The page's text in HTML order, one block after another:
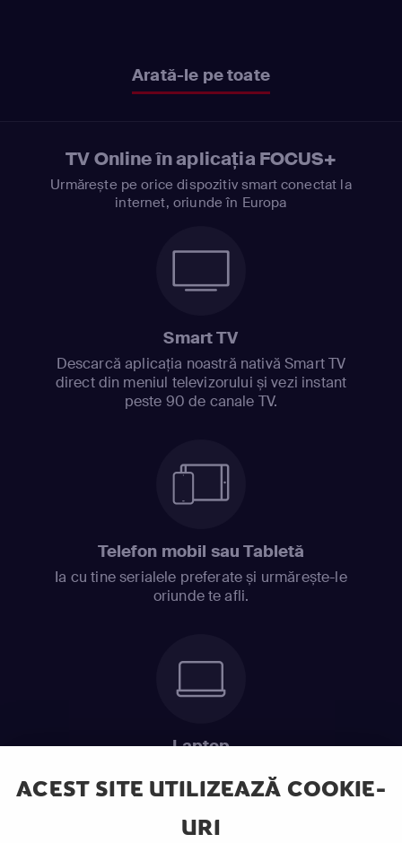
ACEST SITE UTILIZEAZĂ COOKIE-
URI
Arată-le pe toate
TV Online în aplicația FOCUS+
Urmărește pe orice dispozitiv smart conectat la
internet, oriunde în Europa
Smart TV
Descarcă aplicația noastră nativă Smart TV
direct din meniul televizorului și vezi instant
peste 90 de canale TV.
Telefon mobil sau Tabletă
Ia cu tine serialele preferate și urmărește-le
oriunde te afli.
Laptop
ABONEAZĂ-TE ACUM